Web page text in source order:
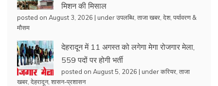
मिशन की मिसाल
posted on August 3, 2026 | underउपलब्धि ताजा खबर देश, पर्यावरण &
मौसम
देहरादून में 11 अगस्त को लगेगा मेगा रोजगार मेला,
559 पदों पर होगी भर्ती
posted on August 5, 2026 | underकरियर ताजा
खबर देहरादून, शासन-प्रशासन